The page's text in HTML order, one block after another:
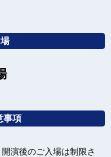
事項
演後のご入場は制限さ